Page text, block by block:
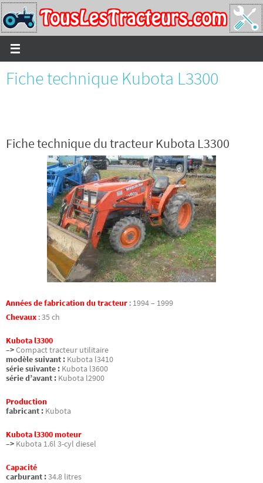
Passer
vers
le
contenu
Fiche technique Kubota L3300
Fiche technique du tracteur Kubota L3300
Années de fabrication du tracteur : 1994 – 1999
Chevaux :35 ch
Kubota l3300
–>Compact tracteur utilitaire
modèle suivant : Kubota l3410
série suivante : Kubota l3600
série d’avant : Kubota l2900
Production
fabricant : Kubota
Kubota l3300 moteur
–> Kubota 1.6l 3-cyl diesel
Capacité
carburant :34.8 litres